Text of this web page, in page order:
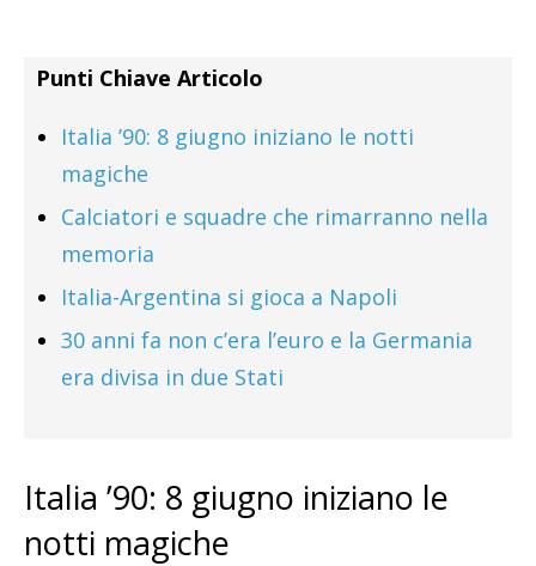
Punti Chiave Articolo
Italia ’90: 8 giugno iniziano le notti
magiche
Calciatori e squadre che rimarranno nella
memoria
Italia-Argentina si gioca a Napoli
30 anni fa non c’era l’euro e la Germania
era divisa in due Stati
Italia ’90: 8 giugno iniziano le
notti magiche